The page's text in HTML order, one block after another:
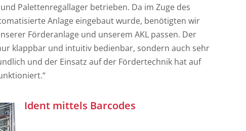
Palettenregallager betrieben. Da im Zuge des
Anlage eingebaut wurde, benötigten wir
Förderanlage und unserem AKL passen. Der
klappbar und intuitiv bedienbar, sondern auch sehr
und der Einsatz auf der Fördertechnik hat auf
Ident mittels Barcodes